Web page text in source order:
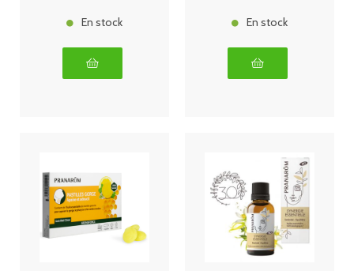
En stock En stock